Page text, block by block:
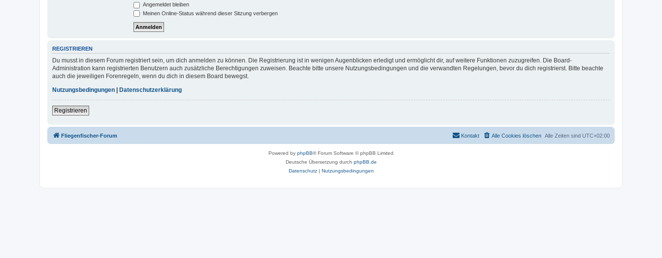
Angemeldet bleiben
Meinen Online-Status während dieser Sitzung verbergen
REGISTRIEREN
Du musst in diesem Forum registriert sein, um dich anmelden zu können. Die Registrierung ist in wenigen Augenblicken erledigt und ermöglicht dir, auf weitere Funktionen zuzugreifen. Die Board-
Administration kann registrierten Benutzern auch zusätzliche Berechtigungen zuweisen. Beachte bitte unsere Nutzungsbedingungen und die verwandten Regelungen, bevor du dich registrierst. Bitte beachte
auch die jeweiligen Forenregeln, wenn du dich in diesem Board bewegst.
Nutzungsbedingungen | Datenschutzerklärung
Registrieren
Fliegenfischer-Forum Alle Zeiten sind UTC+02:00
Alle Cookies löschen
Kontakt
Powered by phpBB® Forum Software © phpBB Limited
Deutsche Übersetzung durch phpBB.de
Datenschutz| Nutzungsbedingungen